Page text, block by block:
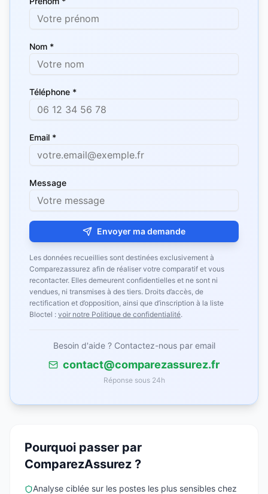
Nom *
Téléphone *
Email *
Message
Envoyer ma demande
Les données recueillies sont destinées exclusivement à
Comparezassurez afin de réaliser votre comparatif et vous
recontacter. Elles demeurent confidentielles et ne sont ni
vendues, ni transmises à des tiers. Droits d’accès, de
rectification et d’opposition, ainsi que d’inscription à la liste
Bloctel : voir notre Politique de confidentialité.
Besoin d'aide ? Contactez-nous par email
contact@comparezassurez.fr
Réponse sous 24h
Pourquoi passer par
ComparezAssurez ?
Analyse ciblée sur les postes les plus sensibles chez